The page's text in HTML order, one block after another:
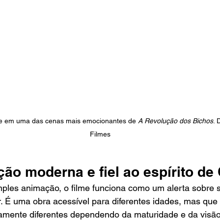
em uma das cenas mais emocionantes de A Revolução dos Bichos.
Filmes
moderna e fiel ao espírito de
animação, o filme funciona como um alerta sobre
É uma obra acessível para diferentes idades, mas
diferentes dependendo da maturidade e da